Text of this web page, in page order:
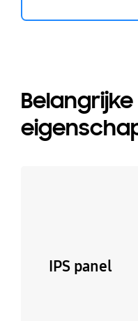
Belangrijke
IPS panel